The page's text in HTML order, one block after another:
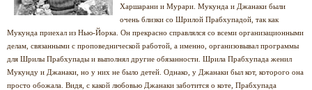
Харшарани и Мурари. Мукунда и Джанаки были
очень близки со Шрилой Прабхупадой, так как
Мукунда приехал из Нью-Йорка. Он прекрасно справлялся со всеми организационными
делам, связанными с проповеднической работой, а именно, организовывал программы
для Шрилы Прабхупады и выполнял другие обязанности. Шрила Прабхупада женил
Мукунду и Джанаки, но у них не было детей. Однако, у Джанаки был кот, которого она
просто обожала. Видя, с какой любовью Джанаки заботится о коте, Прабхупада